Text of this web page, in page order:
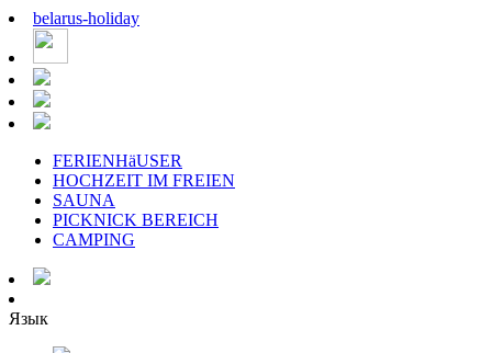
belarus-holiday
FERIENHäUSER
HOCHZEIT IM FREIEN
SAUNA
PICKNICK BEREICH
CAMPING
Язык